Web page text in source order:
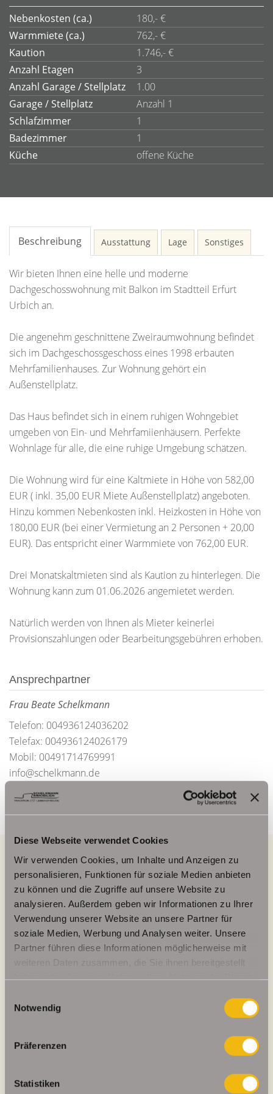
Diese Webseite verwendet Cookies
Wir verwenden Cookies, um Inhalte und Anzeigen zu
personalisieren, Funktionen für soziale Medien anbieten
zu können und die Zugriffe auf unsere Website zu
analysieren. Außerdem geben wir Informationen zu Ihrer
Verwendung unserer Website an unsere Partner für
soziale Medien, Werbung und Analysen weiter. Unsere
Partner führen diese Informationen möglicherweise mit
weiteren Daten zusammen, die Sie ihnen bereitgestellt
haben oder die sie im Rahmen Ihrer Nutzung der Dienste
Notwendig
Präferenzen
Statistiken
Nebenkosten (ca.)
180,- €
Warmmiete (ca.)
762,- €
Kaution
1.746,- €
Anzahl Etagen
3
Anzahl Garage / Stellplatz
1.00
Garage / Stellplatz
Anzahl 1
Schlafzimmer
1
Badezimmer
1
Küche
offene Küche
Beschreibung Ausstattung Lage Sonstiges
Wir bieten Ihnen eine helle und moderne
Dachgeschosswohnung mit Balkon im Stadtteil Erfurt
Urbich an.
Die angenehm geschnittene Zweiraumwohnung befindet
sich im Dachgeschossgeschoss eines 1998 erbauten
Mehrfamilienhauses. Zur Wohnung gehört ein
Außenstellplatz.
Das Haus befindet sich in einem ruhigen Wohngebiet
umgeben von Ein- und Mehrfamiienhäusern. Perfekte
Wohnlage für alle, die eine ruhige Umgebung schätzen.
Die Wohnung wird für eine Kaltmiete in Höhe von 582,00
EUR ( inkl. 35,00 EUR Miete Außenstellplatz) angeboten.
Hinzu kommen Nebenkosten inkl. Heizkosten in Höhe von
180,00 EUR (bei einer Vermietung an 2 Personen + 20,00
EUR). Das entspricht einer Warmmiete von 762,00 EUR.
Drei Monatskaltmieten sind als Kaution zu hinterlegen. Die
Wohnung kann zum 01.06.2026 angemietet werden.
Natürlich werden von Ihnen als Mieter keinerlei
Provisionszahlungen oder Bearbeitungsgebühren erhoben.
Ansprechpartner
Frau Beate Schelkmann
Telefon: 004936124036202
Telefax: 004936124026179
Mobil: 00491714769991
info@schelkmann.de
Energieausweis (Verbrauchsausweis)
97 kWh / (m²*a)
Energieverbrauchskennwert
Energieausweis gültig bis